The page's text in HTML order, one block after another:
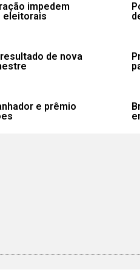
impedem
eleitorais
de nova
e prêmio